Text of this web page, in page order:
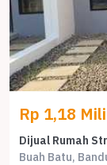
Rp 1,18
Dijual Rumah
Buah Batu,